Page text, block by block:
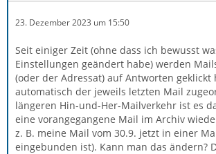
23. Dezember 2023 um 15:50
Seit einiger Zeit (ohne dass ich bewusst
Einstellungen geändert habe) werden
(oder der Adressat) auf Antworten geklickt
automatisch der jeweils letzten Mail
längeren Hin-und-Her-Mailverkehr ist es
eine vorangegangene Mail im Archiv
z. B. meine Mail vom 30.9. jetzt in einer
eingebunden ist). Kann man das ändern?